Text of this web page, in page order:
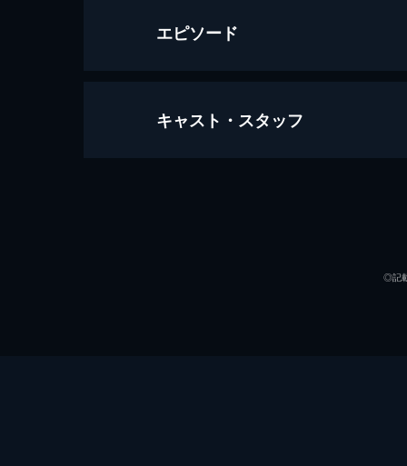
エピソード
花束みたいな恋をした
キャスト・スタッフ
◎記